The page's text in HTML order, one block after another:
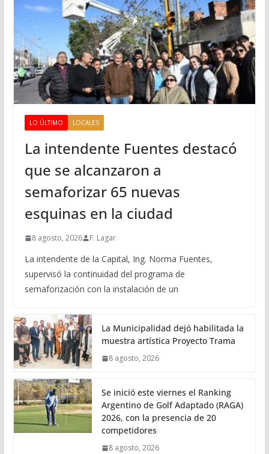
LO ÚLTIMO LOCALES
La intendente Fuentes destacó
que se alcanzaron a
semaforizar 65 nuevas
esquinas en la ciudad
8 agosto, 2026 F. Lagar
La intendente de la Capital, Ing. Norma Fuentes,
supervisó la continuidad del programa de
semaforización con la instalación de un
La Municipalidad dejó habilitada la
muestra artística Proyecto Trama
8 agosto, 2026
Se inició este viernes el Ranking
Argentino de Golf Adaptado (RAGA)
2026, con la presencia de 20
competidores
8 agosto, 2026